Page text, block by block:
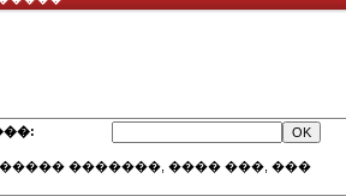
�������, ���� ���, ���